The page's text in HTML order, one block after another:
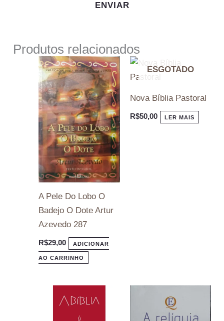
Produtos relacionados
A Pele Do Lobo O
Badejo O Dote Artur
Azevedo 287
R$29,00 ADICIONAR
AO CARRINHO
ESGOTADO
Nova Bíblia Pastoral
R$50,00 LER MAIS